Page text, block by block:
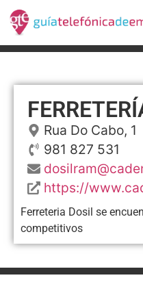
Rua Do Cabo, 1
981 827 531
https://
Ferreteria Dosil se
competitivos